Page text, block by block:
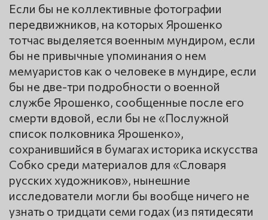
Если бы не коллективные фотографии
передвижников, на которых Ярошенко
тотчас выделяется военным мундиром, если
бы не привычные упоминания о нем
мемуаристов как о человеке в мундире, если
бы не две-три подробности о военной
службе Ярошенко, сообщенные после его
смерти вдовой, если бы не «Послужной
список полковника Ярошенко»,
сохранившийся в бумагах историка искусства
Собко среди материалов для «Словаря
русских художников», нынешние
исследователи могли бы вообще ничего не
узнать о тридцати семи годах (из пятидесяти